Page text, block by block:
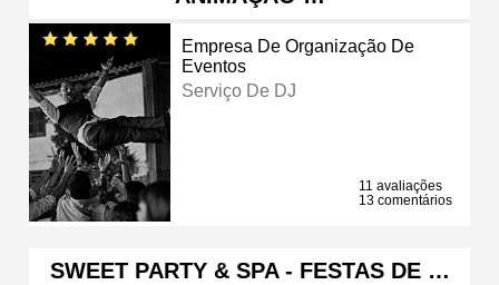
Empresa De Organização De
Eventos
Serviço De DJ
11 avaliações
13 comentários
SWEET PARTY & SPA - FESTAS DE …